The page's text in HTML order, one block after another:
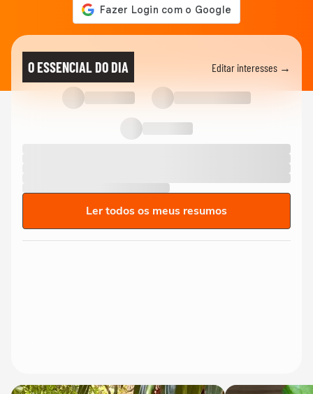
O ESSENCIAL DO DIA Editar interesses →
Ler todos os meus resumos